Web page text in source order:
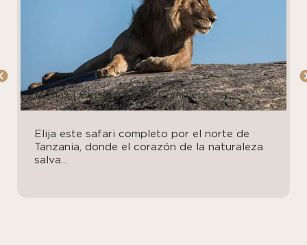
13 días | Circuito Norte Completo
Elija este safari completo por el norte de
Tanzania, donde el corazón de la naturaleza
salva...